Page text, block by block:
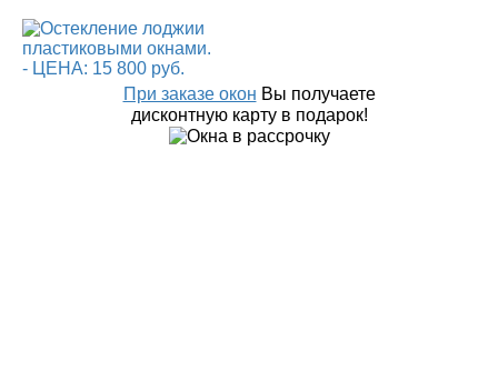
При заказе окон Вы получаете
дисконтную карту в подарок!